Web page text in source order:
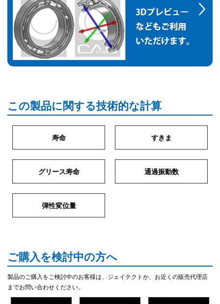
この製品に関する技術的な計算
寿命 すきま
グリース寿命 通過振動数
弾性変位量
ご購入を検討中の方へ
製品のご購入をご検討中のお客様は、ジェイテクトか、お近くの販売代理店
までお問い合わせください。